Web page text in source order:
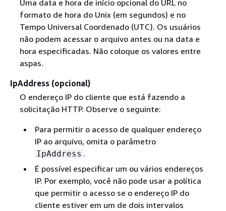
Uma data e hora de início opcional do URL no
formato de hora do Unix (em segundos) e no
Tempo Universal Coordenado (UTC). Os usuários
não podem acessar o arquivo antes ou na data e
hora especificadas. Não coloque os valores entre
aspas.
IpAddress (opcional)
O endereço IP do cliente que está fazendo a
solicitação HTTP. Observe o seguinte:
Para permitir o acesso de qualquer endereço
IP ao arquivo, omita o parâmetro
IpAddress .
É possível especificar um ou vários endereços
IP. Por exemplo, você não pode usar a política
que permitir o acesso se o endereço IP do
cliente estiver em um de dois intervalos